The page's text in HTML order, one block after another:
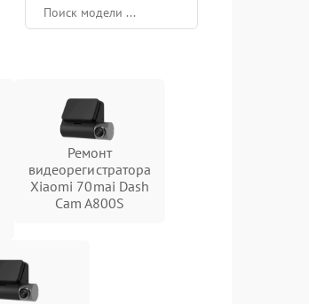
Ремонт
видеорегистратора
Xiaomi 70mai Dash
Cam A800S